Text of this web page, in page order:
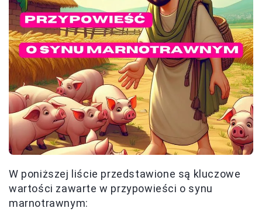
W poniższej liście przedstawione są kluczowe
wartości zawarte w przypowieści o synu
marnotrawnym: